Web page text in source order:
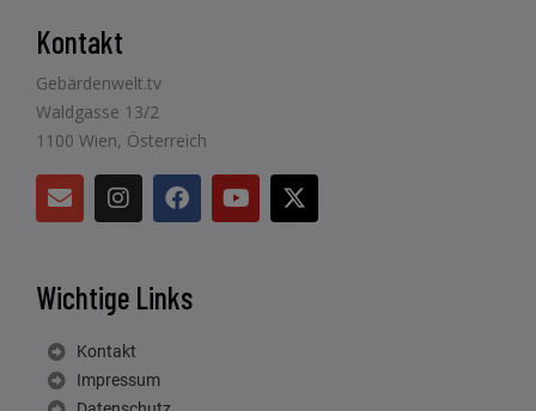
Kontakt
Gebärdenwelt.tv
Waldgasse 13/2
1100 Wien, Österreich
Wichtige Links
Kontakt
Impressum